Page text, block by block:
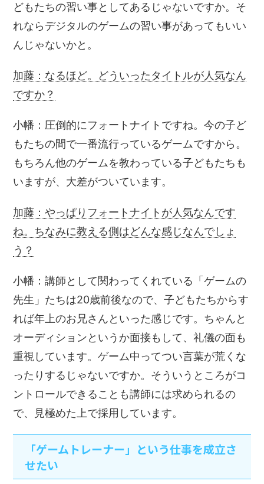
どもたちの習い事としてあるじゃないですか。そ
れならデジタルのゲームの習い事があってもいい
んじゃないかと。
加藤：なるほど。どういったタイトルが人気なん
ですか？
小幡：圧倒的にフォートナイトですね。今の子ど
もたちの間で一番流行っているゲームですから。
もちろん他のゲームを教わっている子どもたちも
いますが、大差がついています。
加藤：やっぱりフォートナイトが人気なんです
ね。ちなみに教える側はどんな感じなんでしょ
う？
小幡：講師として関わってくれている「ゲームの
先生」たちは20歳前後なので、子どもたちからす
れば年上のお兄さんといった感じです。ちゃんと
オーディションというか面接もして、礼儀の面も
重視しています。ゲーム中ってつい言葉が荒くな
ったりするじゃないですか。そういうところがコ
ントロールできることも講師には求められるの
で、見極めた上で採用しています。
「ゲームトレーナー」という仕事を成立さ
せたい